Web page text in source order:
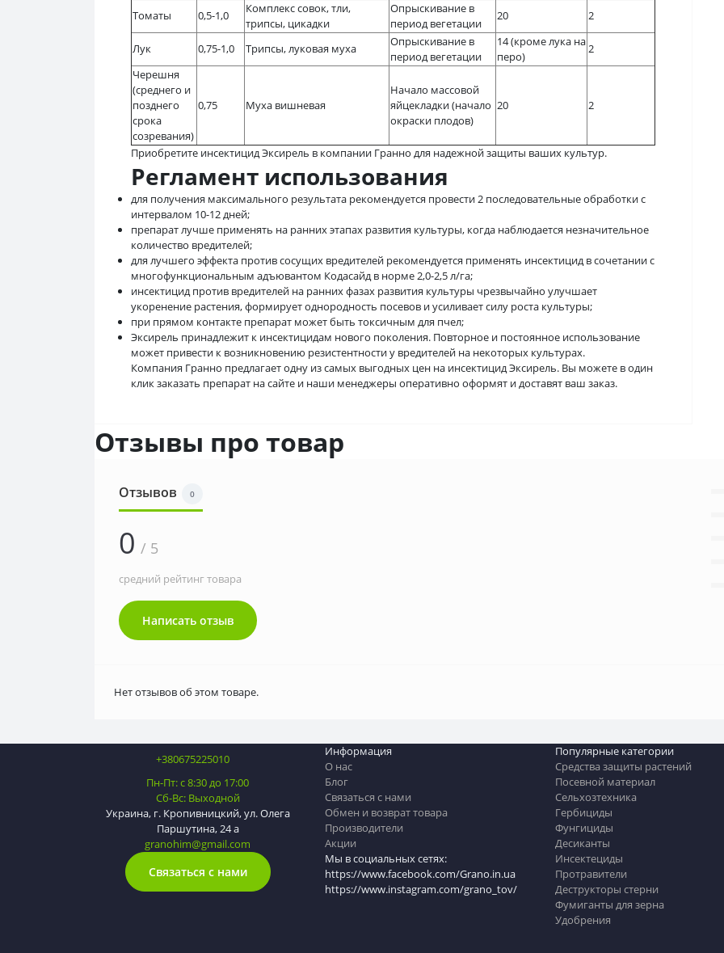
Томаты 0,5-1,0
Комплекс совок, тли,
трипсы, цикадки
Опрыскивание в
период вегетации
20 2
Лук 0,75-1,0 Трипсы, луковая муха
Опрыскивание в
период вегетации
14 (кроме лука на
перо)
2
Черешня
(среднего и
позднего
срока
созревания)
0,75 Муха вишневая
Начало массовой
яйцекладки (начало
окраски плодов)
20 2
Приобретите инсектицид Эксирель в компании Гранно для надежной защиты ваших культур.
Регламент использования
для получения максимального результата рекомендуется провести 2 последовательные обработки с
интервалом 10-12 дней;
препарат лучше применять на ранних этапах развития культуры, когда наблюдается незначительное
количество вредителей;
для лучшего эффекта против сосущих вредителей рекомендуется применять инсектицид в сочетании с
многофункциональным адъювантом Кодасайд в норме 2,0-2,5 л/га;
инсектицид против вредителей на ранних фазах развития культуры чрезвычайно улучшает
укоренение растения, формирует однородность посевов и усиливает силу роста культуры;
при прямом контакте препарат может быть токсичным для пчел;
Эксирель принадлежит к инсектицидам нового поколения. Повторное и постоянное использование
может привести к возникновению резистентности у вредителей на некоторых культурах.
Компания Гранно предлагает одну из самых выгодных цен на инсектицид Эксирель. Вы можете в один
клик заказать препарат на сайте и наши менеджеры оперативно оформят и доставят ваш заказ.
Отзывы про товар
Отзывов 0
0 / 5
средний рейтинг товара
Написать отзыв
Нет отзывов об этом товаре.
+380675225010
Пн-Пт: с 8:30 до 17:00
Сб-Вс: Выходной
Украина, г. Кропивницкий, ул. Олега
Паршутина, 24 а
granohim@gmail.com
Связаться с нами
Информация
О нас
Блог
Связаться с нами
Обмен и возврат товара
Производители
Акции
Мы в социальных сетях:
https://www.facebook.com/Grano.in.ua
https://www.instagram.com/grano_tov/
Популярные категории
Средства защиты растений
Посевной материал
Сельхозтехника
Гербициды
Фунгициды
Десиканты
Инсектециды
Протравители
Деструкторы стерни
Фумиганты для зерна
Удобрения